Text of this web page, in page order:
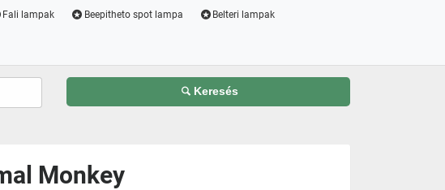
Fali lampak Beepitheto spot lampa Belteri lampak
Keresés
Monkey